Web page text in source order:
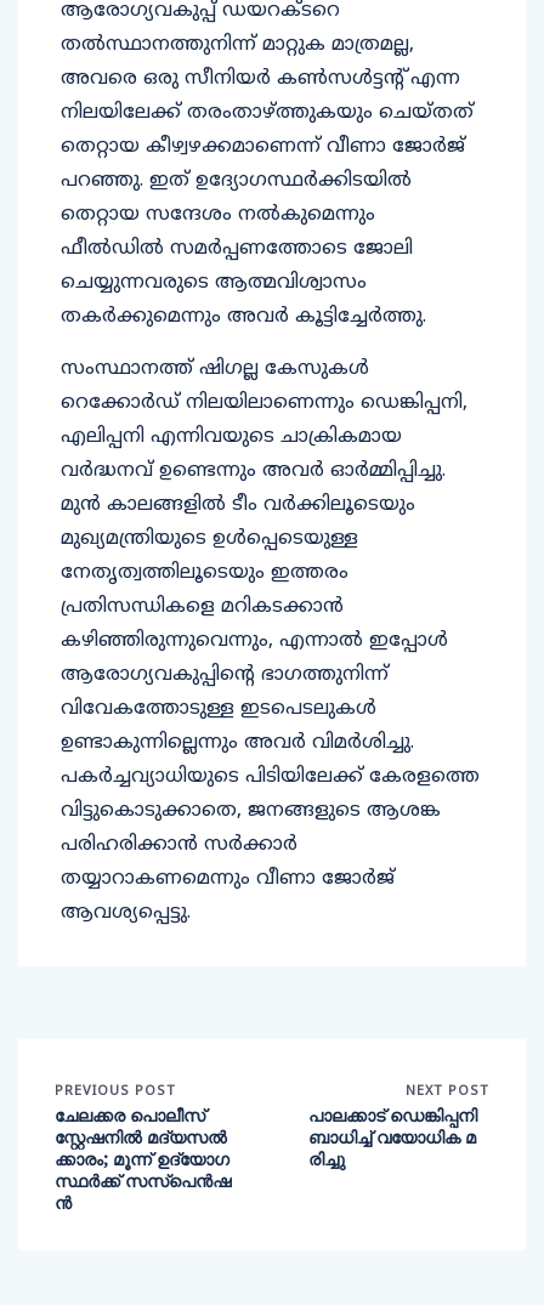
ആരോഗ്യവകുപ്പ് ഡയറക്ടറെ
തൽസ്ഥാനത്തുനിന്ന് മാറ്റുക മാത്രമല്ല,
അവരെ ഒരു സീനിയർ കൺസൾട്ടന്റ് എന്ന
നിലയിലേക്ക് തരംതാഴ്ത്തുകയും ചെയ്തത്
തെറ്റായ കീഴ്വഴക്കമാണെന്ന് വീണാ ജോർജ്
പറഞ്ഞു. ഇത് ഉദ്യോഗസ്ഥർക്കിടയിൽ
തെറ്റായ സന്ദേശം നൽകുമെന്നും
ഫീൽഡിൽ സമർപ്പണത്തോടെ ജോലി
ചെയ്യുന്നവരുടെ ആത്മവിശ്വാസം
തകർക്കുമെന്നും അവർ കൂട്ടിച്ചേർത്തു.
സംസ്ഥാനത്ത് ഷിഗല്ല കേസുകൾ
റെക്കോർഡ് നിലയിലാണെന്നും ഡെങ്കിപ്പനി,
എലിപ്പനി എന്നിവയുടെ ചാക്രികമായ
വർദ്ധനവ് ഉണ്ടെന്നും അവർ ഓർമ്മിപ്പിച്ചു.
മുൻ കാലങ്ങളിൽ ടീം വർക്കിലൂടെയും
മുഖ്യമന്ത്രിയുടെ ഉൾപ്പെടെയുള്ള
നേതൃത്വത്തിലൂടെയും ഇത്തരം
പ്രതിസന്ധികളെ മറികടക്കാൻ
കഴിഞ്ഞിരുന്നുവെന്നും, എന്നാൽ ഇപ്പോൾ
ആരോഗ്യവകുപ്പിന്റെ ഭാഗത്തുനിന്ന്
വിവേകത്തോടുള്ള ഇടപെടലുകൾ
ഉണ്ടാകുന്നില്ലെന്നും അവർ വിമർശിച്ചു.
പകർച്ചവ്യാധിയുടെ പിടിയിലേക്ക് കേരളത്തെ
വിട്ടുകൊടുക്കാതെ, ജനങ്ങളുടെ ആശങ്ക
പരിഹരിക്കാൻ സർക്കാർ
തയ്യാറാകണമെന്നും വീണാ ജോർജ്
ആവശ്യപ്പെട്ടു.
PREVIOUS POST
ചേലക്കര പൊലീസ്
സ്റ്റേഷനിൽ മദ്യസൽ
ക്കാരം; മൂന്ന് ഉദ്യോഗ
സ്ഥർക്ക് സസ്‌പെൻഷ
ൻ
NEXT POST
പാലക്കാട് ഡെങ്കിപ്പനി
ബാധിച്ച് വയോധിക മ
രിച്ചു